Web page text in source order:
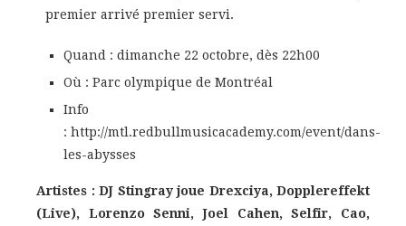
premier arrivé premier servi.
Quand : dimanche 22 octobre, dès 22h00
Où : Parc olympique de Montréal
Info
: http://mtl.redbullmusicacademy.com/event/dans-
les-abysses
Artistes : DJ Stingray joue Drexciya, Dopplereffekt
(Live), Lorenzo Senni, Joel Cahen, Selfir, Cao,